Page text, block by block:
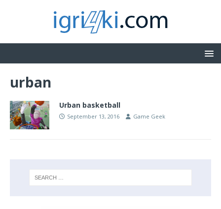
urban
Urban basketball
September 13, 2016 Game Geek